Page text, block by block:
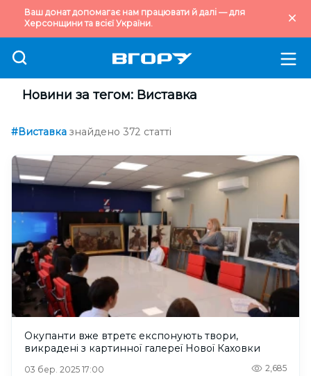
Ваш донат допомагає нам працювати й далі — для
Херсонщини та всієї України.
Новини за тегом: Виставка
#Виставка знайдено 372 статті
Окупанти вже втретє експонують твори,
викрадені з картинної галереї Нової Каховки
03 бер. 2025 17:00 2,685